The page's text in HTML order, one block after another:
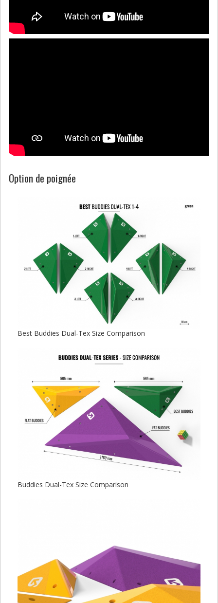
Option de poignée
Best Buddies Dual-Tex Size Comparison
Buddies Dual-Tex Size Comparison